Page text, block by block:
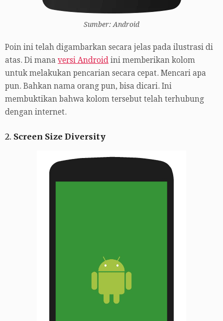
Sumber: Android
Poin ini telah digambarkan secara jelas pada ilustrasi di
atas. Di mana versi Android ini memberikan kolom
untuk melakukan pencarian secara cepat. Mencari apa
pun. Bahkan nama orang pun, bisa dicari. Ini
membuktikan bahwa kolom tersebut telah terhubung
dengan internet.
2. Screen Size Diversity